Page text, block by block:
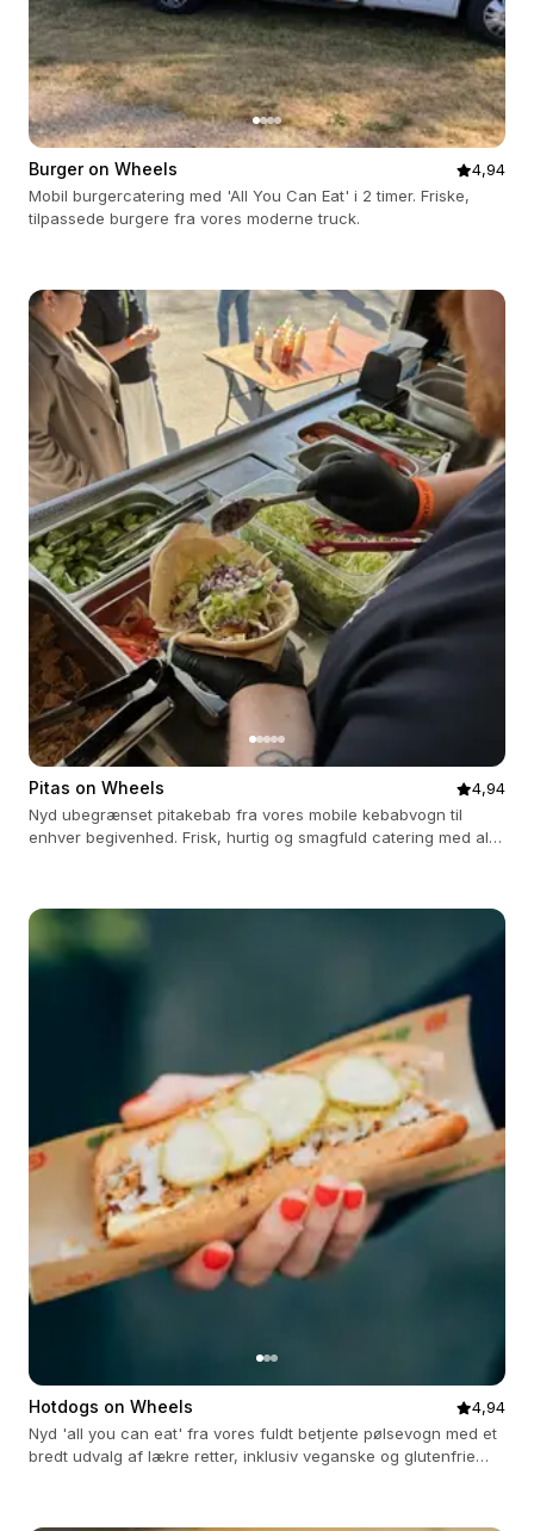
Burger on Wheels
4,94
Mobil burgercatering med 'All You Can Eat' i 2 timer. Friske,
tilpassede burgere fra vores moderne truck.
Pitas on Wheels
4,94
Nyd ubegrænset pitakebab fra vores mobile kebabvogn til
enhver begivenhed. Frisk, hurtig og smagfuld catering med alt
Hotdogs on Wheels
4,94
Nyd 'all you can eat' fra vores fuldt betjente pølsevogn med et
bredt udvalg af lækre retter, inklusiv veganske og glutenfrie